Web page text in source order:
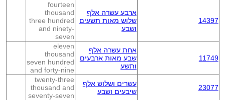
14397
ארבע עשרה אלף
שלוש מאות תשעים
ושבע
fourteen
thousand
three hundred
and ninety-
seven
11749
אחת עשרה אלף
שבע מאות ארבעים
ותשע
eleven
thousand
seven hundred
and forty-nine
23077
עשרים ושלוש אלף
שיבעים ושבע
twenty-three
thousand and
seventy-seven